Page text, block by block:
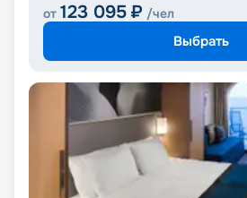
от 123 095 ₽ /чел
Выбрать